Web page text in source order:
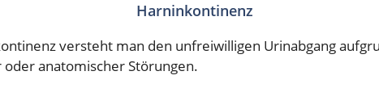
Harninkontinenz
versteht man den unfreiwilligen Urinabgang
anatomischer Störungen.